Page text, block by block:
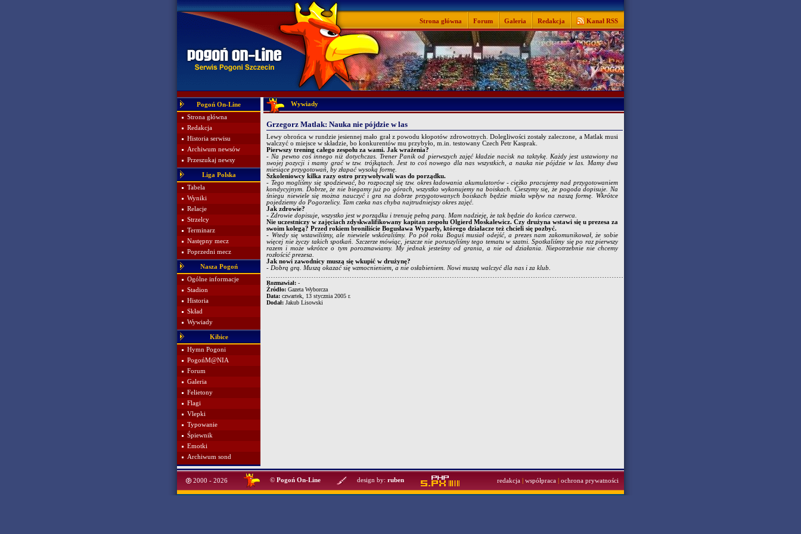
Strona główna Forum Galeria Redakcja Kanał RSS
Pogoń On-Line
Strona główna
Redakcja
Historia serwisu
Archiwum newsów
Przeszukaj newsy
Liga Polska
Tabela
Wyniki
Relacje
Strzelcy
Terminarz
Następny mecz
Poprzedni mecz
Nasza Pogoń
Ogólne informacje
Stadion
Historia
Skład
Wywiady
Kibice
Hymn Pogoni
PogońM@NIA
Forum
Galeria
Felietony
Flagi
Vlepki
Typowanie
Śpiewnik
Emotki
Archiwum sond
Wywiady
Grzegorz Matlak: Nauka nie pójdzie w las
Lewy obrońca w rundzie jesiennej mało grał z powodu kłopotów zdrowotnych. Dolegliwości zostały zaleczone, a Matlak musi
walczyć o miejsce w składzie, bo konkurentów mu przybyło, m.in. testowany Czech Petr Kasprak.
Pierwszy trening całego zespołu za wami. Jak wrażenia?
- Na pewno coś innego niż dotychczas. Trener Panik od pierwszych zajęć kładzie nacisk na taktykę. Każdy jest ustawiony na
swojej pozycji i mamy grać w tzw. trójkątach. Jest to coś nowego dla nas wszystkich, a nauka nie pójdzie w las. Mamy dwa
miesiące przygotowań, by złapać wysoką formę.
Szkoleniowcy kilka razy ostro przywoływali was do porządku.
- Tego mogliśmy się spodziewać, bo rozpoczął się tzw. okres ładowania akumulatorów - ciężko pracujemy nad przygotowaniem
kondycyjnym. Dobrze, że nie biegamy już po górach, wszystko wykonujemy na boiskach. Cieszymy się, że pogoda dopisuje. Na
śniegu niewiele się można nauczyć i gra na dobrze przygotowanych boiskach będzie miała wpływ na naszą formę. Wkrótce
pojedziemy do Pogorzelicy. Tam czeka nas chyba najtrudniejszy okres zajęć.
Jak zdrowie?
- Zdrowie dopisuje, wszystko jest w porządku i trenuję pełną parą. Mam nadzieję, że tak będzie do końca czerwca.
Nie uczestniczy w zajęciach zdyskwalifikowany kapitan zespołu Olgierd Moskalewicz. Czy drużyna wstawi się u prezesa za
swoim kolegą? Przed rokiem broniliście Bogusława Wyparły, którego działacze też chcieli się pozbyć.
- Wtedy się wstawiliśmy, ale niewiele wskóraliśmy. Po pół roku Boguś musiał odejść, a prezes nam zakomunikował, że sobie
więcej nie życzy takich spotkań. Szczerze mówiąc, jeszcze nie poruszyliśmy tego tematu w szatni. Spotkaliśmy się po raz pierwszy
razem i może wkrótce o tym porozmawiamy. My jednak jesteśmy od grania, a nie od działania. Niepotrzebnie nie chcemy
rozłościć prezesa.
Jak nowi zawodnicy muszą się wkupić w drużynę?
- Dobrą grą. Muszą okazać się wzmocnieniem, a nie osłabieniem. Nowi muszą walczyć dla nas i za klub.
Rozmawiał: -
Źródło: Gazeta Wyborcza
Data: czwartek, 13 stycznia 2005 r.
Dodał: Jakub Lisowski
2000 - 2026 © Pogoń On-Line design by: ruben redakcja współpraca ochrona prywatności